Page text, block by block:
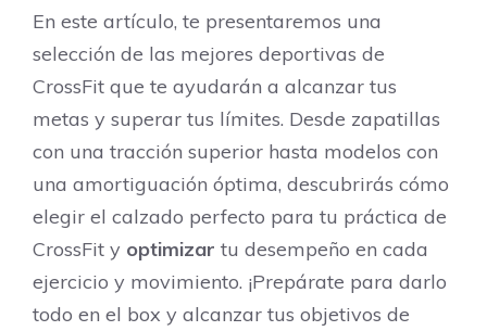
En este artículo, te presentaremos una
selección de las mejores deportivas de
CrossFit que te ayudarán a alcanzar tus
metas y superar tus límites. Desde zapatillas
con una tracción superior hasta modelos con
una amortiguación óptima, descubrirás cómo
elegir el calzado perfecto para tu práctica de
CrossFit y optimizar tu desempeño en cada
ejercicio y movimiento. ¡Prepárate para darlo
todo en el box y alcanzar tus objetivos de